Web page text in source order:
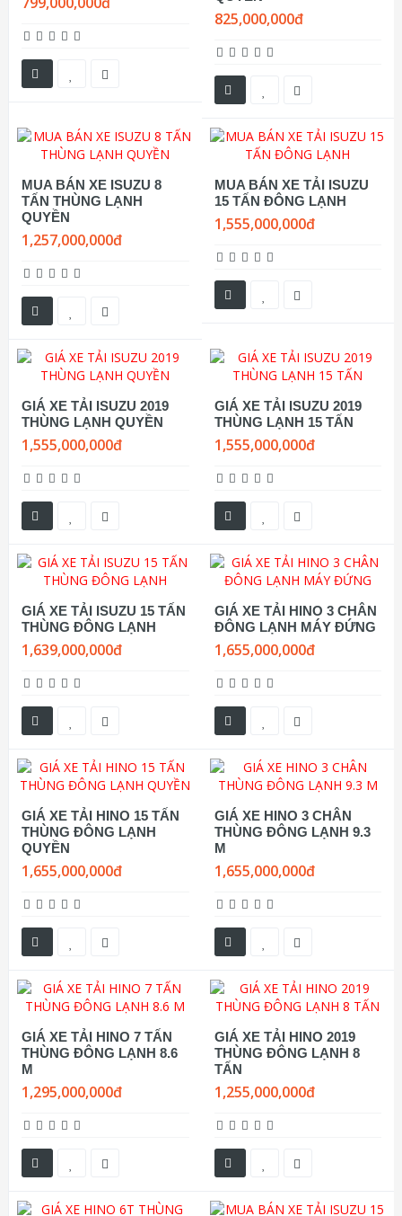
825,000,000đ
MUA BÁN XE ISUZU 8
TẤN THÙNG LẠNH
QUYỀN
1,257,000,000đ
MUA BÁN XE TẢI ISUZU
15 TẤN ĐÔNG LẠNH
1,555,000,000đ
GIÁ XE TẢI ISUZU 2019
THÙNG LẠNH QUYỀN
1,555,000,000đ
GIÁ XE TẢI ISUZU 2019
THÙNG LẠNH 15 TẤN
1,555,000,000đ
GIÁ XE TẢI ISUZU 15 TẤN
THÙNG ĐÔNG LẠNH
1,639,000,000đ
GIÁ XE TẢI HINO 3 CHÂN
ĐÔNG LẠNH MÁY ĐỨNG
1,655,000,000đ
GIÁ XE TẢI HINO 15 TẤN
THÙNG ĐÔNG LẠNH
QUYỀN
1,655,000,000đ
GIÁ XE HINO 3 CHÂN
THÙNG ĐÔNG LẠNH 9.3
M
1,655,000,000đ
GIÁ XE TẢI HINO 7 TẤN
THÙNG ĐÔNG LẠNH 8.6
M
1,295,000,000đ
GIÁ XE TẢI HINO 2019
THÙNG ĐÔNG LẠNH 8
TẤN
1,255,000,000đ